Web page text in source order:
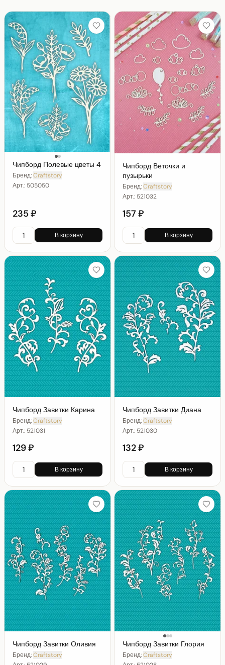
Чипборд Полевые цветы 4
Бренд:Craftstory
Арт.: 505050
235 ₽
В корзину
Чипборд Веточки и
пузырьки
Бренд:Craftstory
Арт.: 521032
157 ₽
В корзину
Чипборд Завитки Карина
Бренд:Craftstory
Арт.: 521031
129 ₽
В корзину
Чипборд Завитки Диана
Бренд:Craftstory
Арт.: 521030
132 ₽
В корзину
Чипборд Завитки Оливия
Бренд:Craftstory
Чипборд Завитки Глория
Бренд:Craftstory